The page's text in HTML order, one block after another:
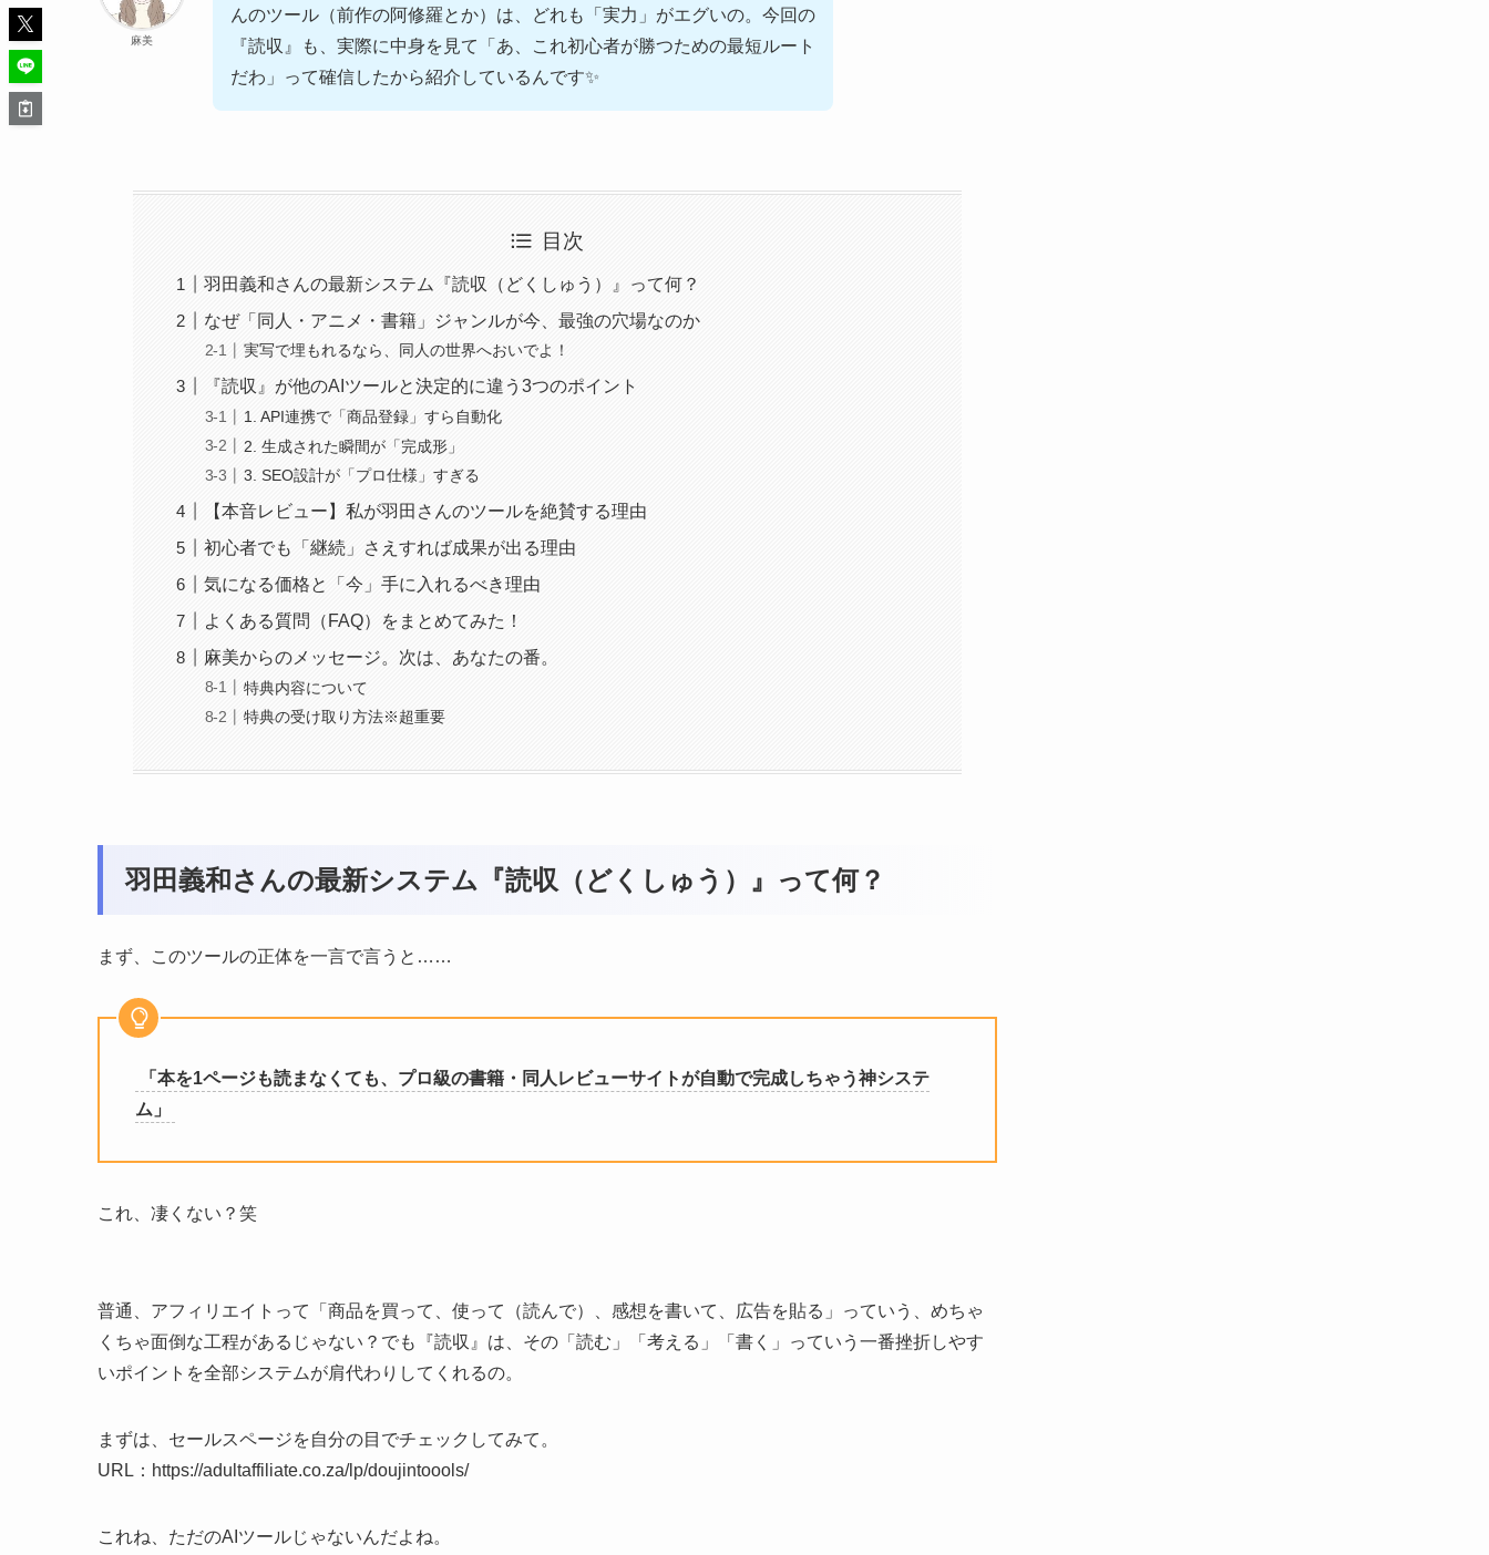
麻美
んのツール（前作の阿修羅とか）は、どれも「実力」がエグいの。今回の
『読収』も、実際に中身を見て「あ、これ初心者が勝つための最短ルート
だわ」って確信したから紹介しているんです✨
目次
羽田義和さんの最新システム『読収（どくしゅう）』って何？
なぜ「同人・アニメ・書籍」ジャンルが今、最強の穴場なのか
実写で埋もれるなら、同人の世界へおいでよ！
『読収』が他のAIツールと決定的に違う3つのポイント
1. API連携で「商品登録」すら自動化
2. 生成された瞬間が「完成形」
3. SEO設計が「プロ仕様」すぎる
【本音レビュー】私が羽田さんのツールを絶賛する理由
初心者でも「継続」さえすれば成果が出る理由
気になる価格と「今」手に入れるべき理由
よくある質問（FAQ）をまとめてみた！
麻美からのメッセージ。次は、あなたの番。
特典内容について
特典の受け取り方法※超重要
羽田義和さんの最新システム『読収（どくしゅう）』って何？
まず、このツールの正体を一言で言うと……
「本を1ページも読まなくても、プロ級の書籍・同人レビューサイトが自動で完成しちゃう神システ
ム」
これ、凄くない？笑
普通、アフィリエイトって「商品を買って、使って（読んで）、感想を書いて、広告を貼る」っていう、めちゃ
くちゃ面倒な工程があるじゃない？でも『読収』は、その「読む」「考える」「書く」っていう一番挫折しやす
いポイントを全部システムが肩代わりしてくれるの。
まずは、セールスページを自分の目でチェックしてみて。
URL：https://adultaffiliate.co.za/lp/doujintoools/
これね、ただのAIツールじゃないんだよね。